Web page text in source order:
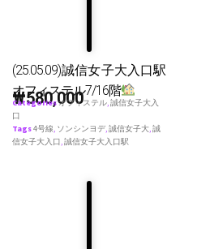
(25.05.09)誠信女子大入口駅
オフィステル7/16階
₩580,000
Categoriesオフィステル,誠信女子大入
口
Tags4号線, ソンシンヨデ,誠信女子大,誠
信女子大入口,誠信女子大入口駅